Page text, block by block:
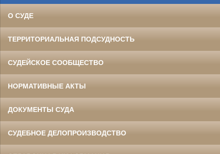
О СУДЕ
ТЕРРИТОРИАЛЬНАЯ ПОДСУДНОСТЬ
СУДЕЙСКОЕ СООБЩЕСТВО
НОРМАТИВНЫЕ АКТЫ
ДОКУМЕНТЫ СУДА
СУДЕБНОЕ ДЕЛОПРОИЗВОДСТВО